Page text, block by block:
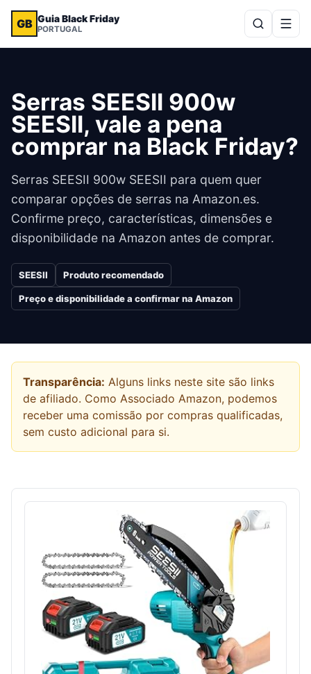
GB Guia Black Friday
PORTUGAL
Serras SEESII 900w
SEESII, vale a pena
comprar na Black Friday?
Serras SEESII 900w SEESII para quem quer
comparar opções de serras na Amazon.es.
Confirme preço, características, dimensões e
disponibilidade na Amazon antes de comprar.
SEESII Produto recomendado
Preço e disponibilidade a confirmar na Amazon
Transparência: Alguns links neste site são links
de afiliado. Como Associado Amazon, podemos
receber uma comissão por compras qualificadas,
sem custo adicional para si.